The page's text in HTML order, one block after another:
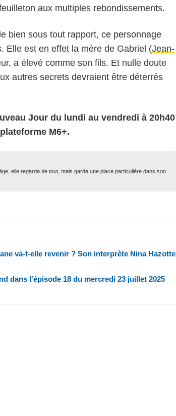
aux multiples rebondissements.
bien sous tout rapport, ce personnage
Elle est en effet la mère de Gabriel (Jean-
a élevé comme son fils. Et nulle doute
autres secrets devraient être déterrés
Jour du lundi au vendredi à 20h40
M6+.
elle regarde de tout, mais garde une place particulière dans son
va-t-elle revenir ? Son interprète Nina Hazotte
dans l'épisode 18 du mercredi 23 juillet 2025